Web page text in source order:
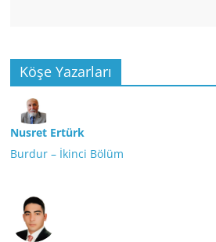
Köşe Yazarları
Nusret Ertürk
Burdur – İkinci Bölüm